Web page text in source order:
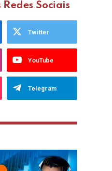
Sociais
Twitter
YouTube
Telegram